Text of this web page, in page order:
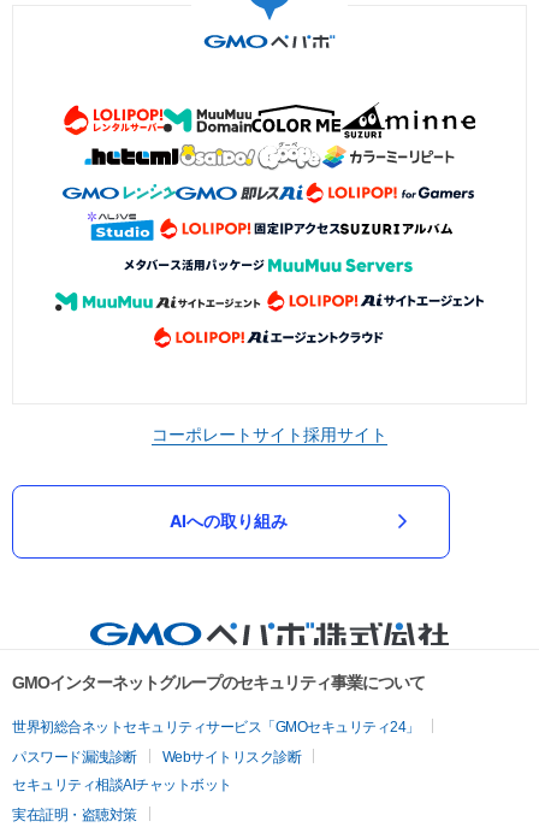
コーポレートサイト採用サイト
AIへの取り組み
GMOインターネットグループのセキュリティ事業について
世界初総合ネットセキュリティサービス「GMOセキュリティ24」
パスワード漏洩診断
Webサイトリスク診断
セキュリティ相談AIチャットボット
実在証明・盗聴対策